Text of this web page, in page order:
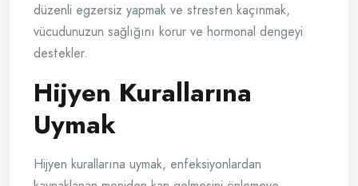
düzenli egzersiz yapmak ve stresten kaçınmak,
vücudunuzun sağlığını korur ve hormonal dengeyi
destekler.
Hijyen Kurallarına
Uymak
Hijyen kurallarına uymak, enfeksiyonlardan